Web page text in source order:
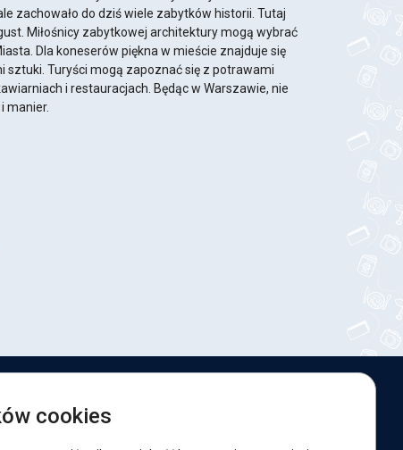
zachowało do dziś wiele zabytków historii. Tutaj
Miłośnicy zabytkowej architektury mogą wybrać
Dla koneserów piękna w mieście znajduje się
sztuki. Turyści mogą zapoznać się z potrawami
i restauracjach. Będąc w Warszawie, nie
manier.
w sieciach społecznościowych:
cookies